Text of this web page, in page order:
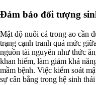
Đảm bảo đối tượng
Mật độ nuôi cá trong ao cần
trạng cạnh tranh quá mức
nguồn tài nguyên như thức
khan hiếm, làm giảm khả
mầm bệnh. Việc kiểm soát
sự cân bằng trong hệ sinh